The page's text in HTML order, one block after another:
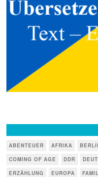
ABENTEUER AFRIKA
COMING OF AGE
DDR
ERZÄHLUNG
EUROPA